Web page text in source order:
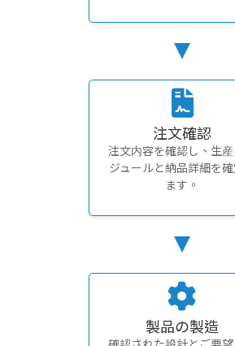
注文確認
注文内容を確認し、生
ジュールと納品詳細を確
ます。
製品の製造